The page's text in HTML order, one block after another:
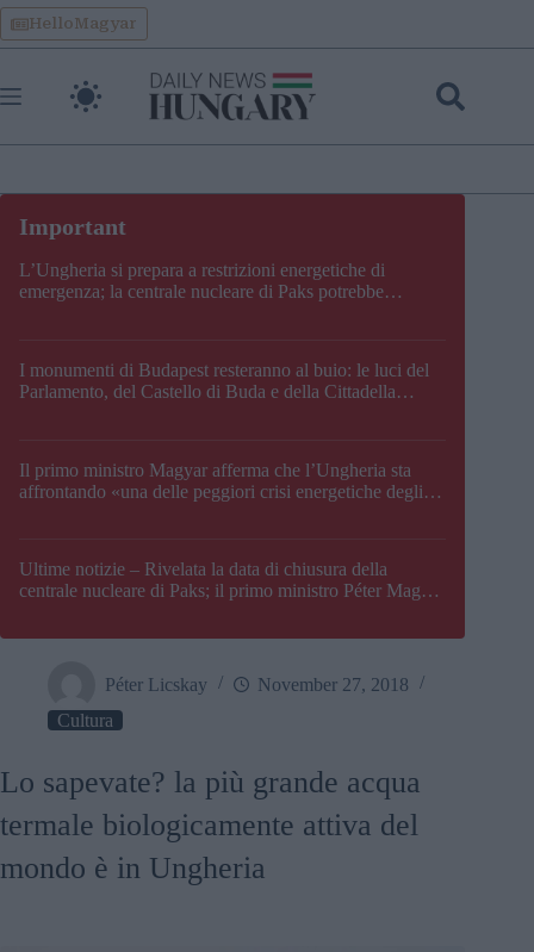
Skip
to
content
HelloMagyar
L’Ungheria si prepara a restrizioni energetiche di
emergenza; la centrale nucleare di Paks potrebbe
I monumenti di Budapest resteranno al buio: le luci del
Parlamento, del Castello di Buda e della Cittadella
Il primo ministro Magyar afferma che l’Ungheria sta
affrontando «una delle peggiori crisi energetiche degli
Ultime notizie – Rivelata la data di chiusura della
centrale nucleare di Paks; il primo ministro Péter Magyar
Péter Licskay
November 27, 2018
Cultura
Lo sapevate? la più grande acqua
termale biologicamente attiva del
mondo è in Ungheria